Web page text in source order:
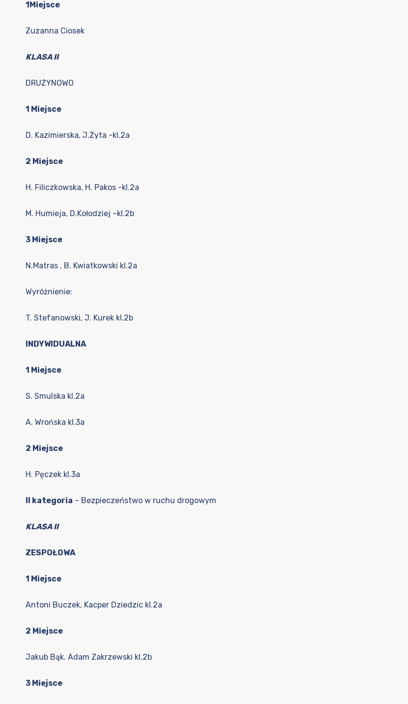
1Miejsce
Zuzanna Ciosek
KLASA II
DRUŻYNOWO
1 Miejsce
D. Kazimierska, J.Żyta -kl.2a
2 Miejsce
H. Filiczkowska, H. Pakos -kl.2a
M. Humieja, D.Kołodziej –kl.2b
3 Miejsce
N.Matras , B. Kwiatkowski kl.2a
Wyróżnienie:
T. Stefanowski, J. Kurek kl.2b
INDYWIDUALNA
1 Miejsce
S. Smulska kl.2a
A. Wrońska kl.3a
2 Miejsce
H. Pęczek kl.3a
II kategoria – Bezpieczeństwo w ruchu drogowym
KLASA II
ZESPOŁOWA
1 Miejsce
Antoni Buczek, Kacper Dziedzic kl.2a
2 Miejsce
Jakub Bąk. Adam Zakrzewski kl.2b
3 Miejsce